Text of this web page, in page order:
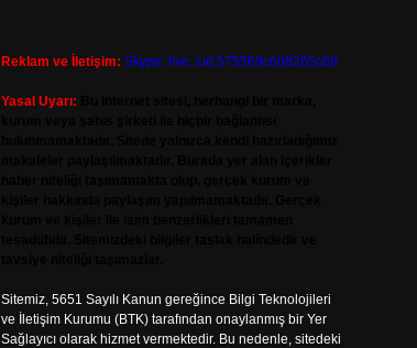
Reklam ve İletişim: Skype: live:.cid.575569c608265c69
Yasal Uyarı:
Sitemiz, 5651 Sayılı Kanun gereğince Bilgi Teknolojileri
ve İletişim Kurumu (BTK) tarafından onaylanmış bir Yer
Sağlayıcı olarak hizmet vermektedir. Bu nedenle, sitedeki